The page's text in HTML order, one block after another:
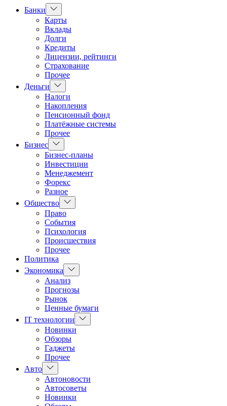
Банки
Показать
подменю
Карты
Вклады
Долги
Кредиты
Лицензии, рейтинги
Страхование
Прочее
Деньги
Показать
подменю
Налоги
Накопления
Пенсионный фонд
Платёжные системы
Прочее
Бизнес Показать
подменю
Бизнес-планы
Инвестиции
Менеджемент
Форекс
Разное
Общество Показать
подменю
Право
События
Психология
Происшествия
Прочее
Политика
Экономика
Показать
подменю
Анализ
Прогнозы
Рынок
Ценные бумаги
IT технологии
Показать
подменю
Новинки
Обзоры
Гаджеты
Прочее
Авто Показать
подменю
Автоновости
Автосоветы
Новинки